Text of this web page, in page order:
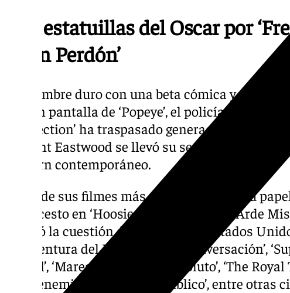
Dos estatuillas del Oscar por
y ‘Sin Perdón’
Un hombre duro con una beta cómica y
la gran pantalla de ‘Popeye’, el policía de los
Connection’ ha traspasado generaciones. En ‘Sin
de Clint Eastwood se llevó su segundo Oscar
wéstern contemporáneo.
Otros de sus filmes más recordados son su
baloncesto en ‘Hoosiers’ o el agente de ‘Arde
abordó la cuestión del racismo en Estados
‘La aventura del Poseidón’, ‘La conversación’,
mortal’, ‘Marea roja’,’ Poder absoluto’, ‘The
línea enemiga’ o ‘Enemigo público’, entre otras